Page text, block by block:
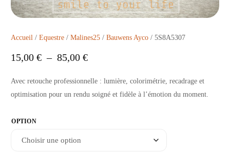
Accueil /Equestre /Malines25 /Bauwens Ayco / 5S8A5307
15,00€ – 85,00€
Avec retouche professionnelle : lumière, colorimétrie, recadrage et
optimisation pour un rendu soigné et fidèle à l’émotion du moment.
OPTION